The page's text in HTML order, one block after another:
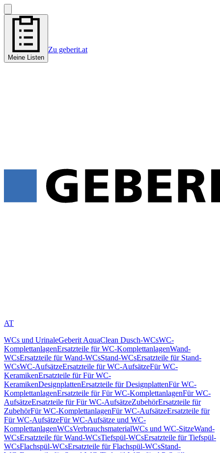
Meine Listen
Zu geberit.at
AT
WCs und UrinaleGeberit AquaClean Dusch-WCsWC-
KomplettanlagenErsatzteile für WC-KomplettanlagenWand-
WCsErsatzteile für Wand-WCsStand-WCsErsatzteile für Stand-
WCsWC-AufsätzeErsatzteile für WC-AufsätzeFür WC-
KeramikenErsatzteile für Für WC-
KeramikenDesignplattenErsatzteile für DesignplattenFür WC-
KomplettanlagenErsatzteile für Für WC-KomplettanlagenFür WC-
AufsätzeErsatzteile für Für WC-AufsätzeZubehörErsatzteile für
ZubehörFür WC-KomplettanlagenFür WC-AufsätzeErsatzteile für
Für WC-AufsätzeFür WC-Aufsätze und WC-
KomplettanlagenWCsVerbrauchsmaterialWCs und WC-SitzeWand-
WCsErsatzteile für Wand-WCsTiefspül-WCsErsatzteile für Tiefspül-
WCsFlachspül-WCsErsatzteile für Flachspül-WCsStand-